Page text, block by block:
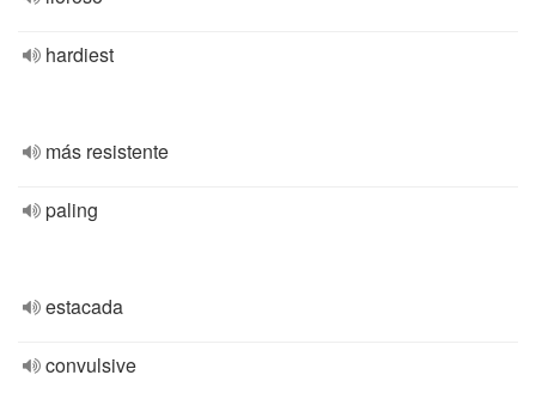
hardiest
más resistente
paling
estacada
convulsive